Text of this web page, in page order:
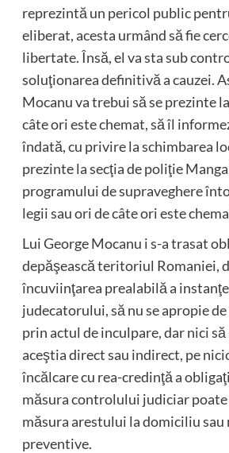
reprezintă un pericol public
eliberat, acesta urmând să fie
libertate. Însă, el va sta sub
soluţionarea definitivă a cauzei.
Mocanu va trebui să se prezinte
câte ori este chemat, să îl
îndată, cu privire la schimbarea
prezinte la secţia de poliţie
programului de supraveghere
legii sau ori de câte ori este
Lui George Mocanu i s-a trasat
depăşească teritoriul Romaniei,
încuviinţarea prealabilă a
judecatorului, să nu se apropie
prin actul de inculpare, dar nici să
aceştia direct sau indirect, pe
încălcare cu rea-credinţă a
măsura controlului judiciar
măsura arestului la domiciliu
preventive.